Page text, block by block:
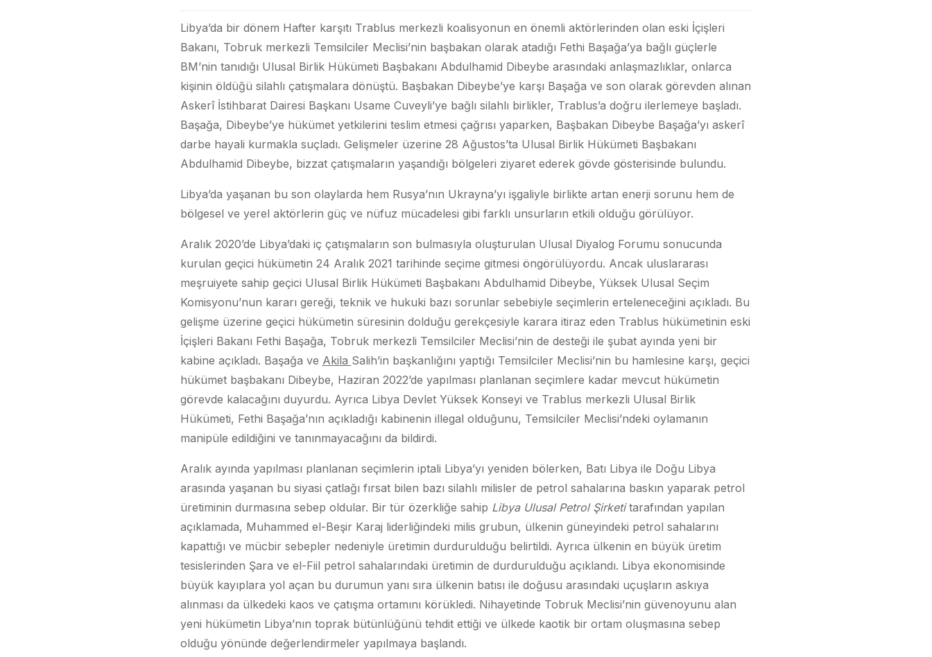
Libya’da bir dönem Hafter karşıtı Trablus merkezli koalisyonun en önemli aktörlerinden olan eski İçişleri
Bakanı, Tobruk merkezli Temsilciler Meclisi’nin başbakan olarak atadığı Fethi Başağa’ya bağlı güçlerle
BM’nin tanıdığı Ulusal Birlik Hükümeti Başbakanı Abdulhamid Dibeybe arasındaki anlaşmazlıklar, onlarca
kişinin öldüğü silahlı çatışmalara dönüştü. Başbakan Dibeybe’ye karşı Başağa ve son olarak görevden alınan
Askerî İstihbarat Dairesi Başkanı Usame Cuveyli’ye bağlı silahlı birlikler, Trablus’a doğru ilerlemeye başladı.
Başağa, Dibeybe’ye hükümet yetkilerini teslim etmesi çağrısı yaparken, Başbakan Dibeybe Başağa’yı askerî
darbe hayali kurmakla suçladı. Gelişmeler üzerine 28 Ağustos’ta Ulusal Birlik Hükümeti Başbakanı
Abdulhamid Dibeybe, bizzat çatışmaların yaşandığı bölgeleri ziyaret ederek gövde gösterisinde bulundu.
Libya’da yaşanan bu son olaylarda hem Rusya’nın Ukrayna’yı işgaliyle birlikte artan enerji sorunu hem de
bölgesel ve yerel aktörlerin güç ve nüfuz mücadelesi gibi farklı unsurların etkili olduğu görülüyor.
Aralık 2020’de Libya’daki iç çatışmaların son bulmasıyla oluşturulan Ulusal Diyalog Forumu sonucunda
kurulan geçici hükümetin 24 Aralık 2021 tarihinde seçime gitmesi öngörülüyordu. Ancak uluslararası
meşruiyete sahip geçici Ulusal Birlik Hükümeti Başbakanı Abdulhamid Dibeybe, Yüksek Ulusal Seçim
Komisyonu’nun kararı gereği, teknik ve hukuki bazı sorunlar sebebiyle seçimlerin erteleneceğini açıkladı. Bu
gelişme üzerine geçici hükümetin süresinin dolduğu gerekçesiyle karara itiraz eden Trablus hükümetinin eski
İçişleri Bakanı Fethi Başağa, Tobruk merkezli Temsilciler Meclisi’nin de desteği ile şubat ayında yeni bir
kabine açıkladı. Başağa ve Akila Salih’in başkanlığını yaptığı Temsilciler Meclisi’nin bu hamlesine karşı, geçici
hükümet başbakanı Dibeybe, Haziran 2022’de yapılması planlanan seçimlere kadar mevcut hükümetin
görevde kalacağını duyurdu. Ayrıca Libya Devlet Yüksek Konseyi ve Trablus merkezli Ulusal Birlik
Hükümeti, Fethi Başağa’nın açıkladığı kabinenin illegal olduğunu, Temsilciler Meclisi’ndeki oylamanın
manipüle edildiğini ve tanınmayacağını da bildirdi.
Aralık ayında yapılması planlanan seçimlerin iptali Libya’yı yeniden bölerken, Batı Libya ile Doğu Libya
arasında yaşanan bu siyasi çatlağı fırsat bilen bazı silahlı milisler de petrol sahalarına baskın yaparak petrol
üretiminin durmasına sebep oldular. Bir tür özerkliğe sahip Libya Ulusal Petrol Şirketitarafından yapılan
açıklamada, Muhammed el-Beşir Karaj liderliğindeki milis grubun, ülkenin güneyindeki petrol sahalarını
kapattığı ve mücbir sebepler nedeniyle üretimin durdurulduğu belirtildi. Ayrıca ülkenin en büyük üretim
tesislerinden Şara ve el-Fiil petrol sahalarındaki üretimin de durdurulduğu açıklandı. Libya ekonomisinde
büyük kayıplara yol açan bu durumun yanı sıra ülkenin batısı ile doğusu arasındaki uçuşların askıya
alınması da ülkedeki kaos ve çatışma ortamını körükledi. Nihayetinde Tobruk Meclisi’nin güvenoyunu alan
yeni hükümetin Libya’nın toprak bütünlüğünü tehdit ettiği ve ülkede kaotik bir ortam oluşmasına sebep
olduğu yönünde değerlendirmeler yapılmaya başlandı.